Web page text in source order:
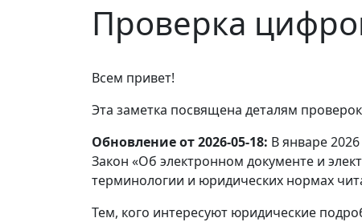
Проверка
Всем привет!
Эта заметка посвящена деталям
Обновление от 2026-05-18: В январе
Закон «Об электронном документе и
терминологии и юридических нормах
Тем, кого интересуют юридические